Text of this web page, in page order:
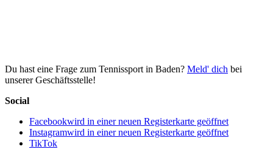
Du hast eine Frage zum Tennissport in Baden? Meld' dich bei
unserer Geschäftsstelle!
Social
Facebookwird in einer neuen Registerkarte geöffnet
Instagramwird in einer neuen Registerkarte geöffnet
TikTok